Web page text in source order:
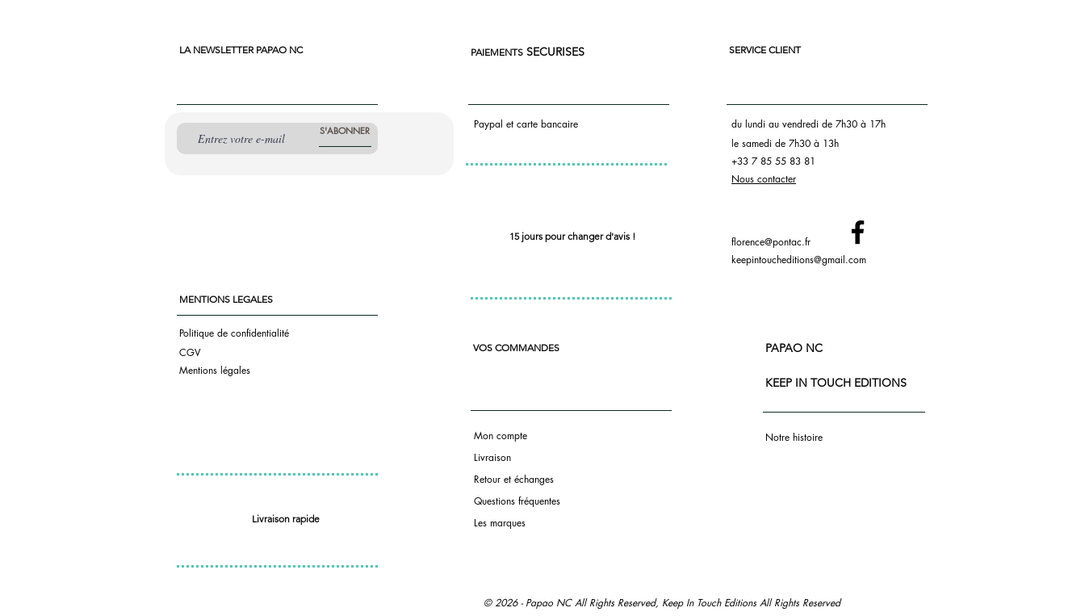
LA NEWSLETTER PAPAO NC
S'ABONNER
MENTIONS LEGALES
PAIEMENTS SECURISES
Paypal et carte bancaire
15 jours pour changer d'avis !
SERVICE CLIENT
du lundi au vendredi de 7h30 à 17h
le samedi de 7h30 à 13h
+33 7 85 55 83 81
Nous contacter
florence@pontac.fr
keepintoucheditions@gmail.com
Politique de confidentialité
CGV
Mentions légales
Livraison rapide
VOS COMMANDES
Mon compte
Livraison
Retour et échanges
Questions fréquentes
Les marques
PAPAO NC
KEEP IN TOUCH EDITIONS
Notre histoire
© 2026 - Papao NC All Rights Reserved, Keep In Touch Editions All Rights Reserved